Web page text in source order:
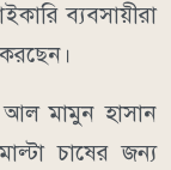
ব্যবসায়ীরা
আল মামুন হাসান
চাষের জন্য